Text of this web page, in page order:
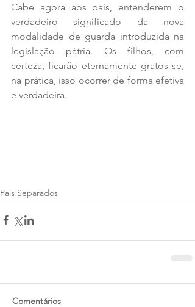
Cabe agora aos pais, entenderem o
verdadeiro significado da nova
modalidade de guarda introduzida na
legislação pátria. Os filhos, com
certeza, ficarão eternamente gratos se,
na prática, isso ocorrer de forma efetiva
e verdadeira.
Pais Separados
Comentários